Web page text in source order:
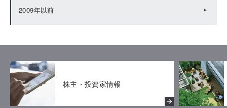
2009年以前
株主・投資家情報